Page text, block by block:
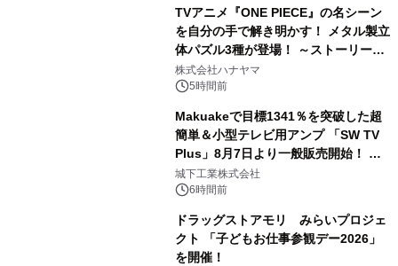
TVアニメ『ONE PIECE』の名シーン
を自分の手で解き明かす！ メタル製立
体パズル3種が登場！ ～ストーリーと
ギミックが融合した 大人の体験型パズ
ルが8月7日(金)12時より先行予約受付
株式会社ハナヤマ
5時間前
Makuakeで目標1341％を突破した超
簡単＆小型テレビ用アンプ 「SW TV
Plus」8月7日より一般販売開始！ ケ
ーブル1本つなぐだけ、テレビの音が
ぐっと豊かに
城下工業株式会社
6時間前
ドラッグストアモリ みらいプロジェ
クト 「子どもお仕事参観デー2026」
を開催！